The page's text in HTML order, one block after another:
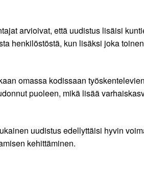
arvioivat, että uudistus lisäisi
henkilöstöstä, kun lisäksi joka
omassa kodissaan
puoleen, mikä lisää
uudistus edellyttäisi hyvin
kehittäminen.